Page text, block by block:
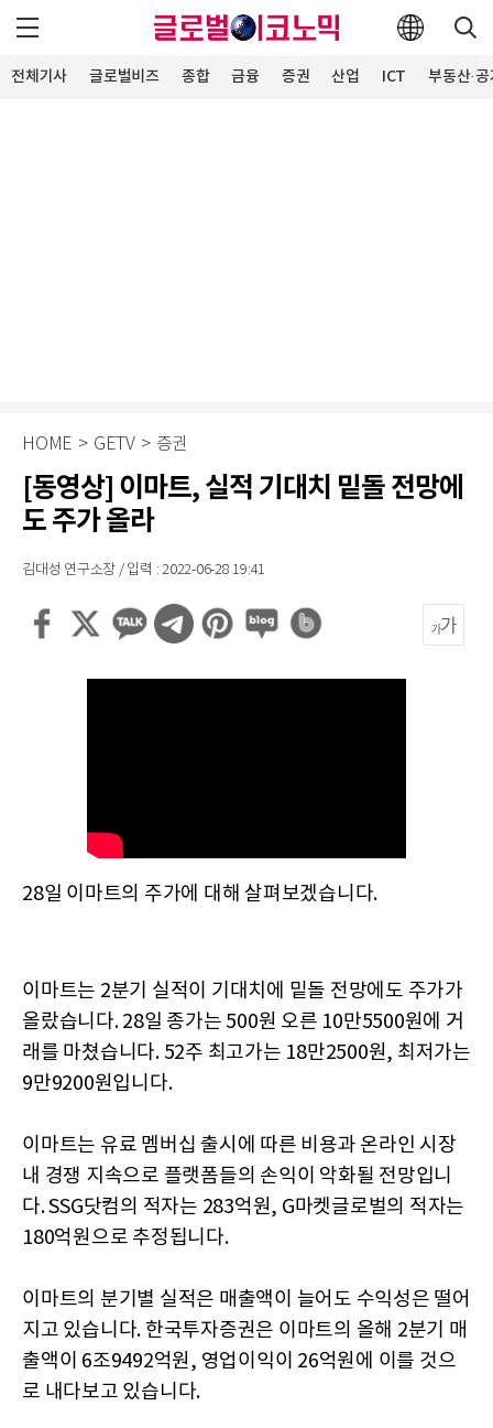
전체기사 글로벌비즈 종합 금융 증권 산업 ICT 부동산·
HOME > GETV > 증권
[동영상] 이마트, 실적 기대치 밑돌 전망에
도 주가 올라
김대성 연구소장 / 입력 : 2022-06-28 19:41
28일 이마트의 주가에 대해 살펴보겠습니다.
이마트는 2분기 실적이 기대치에 밑돌 전망에도 주가가
올랐습니다. 28일 종가는 500원 오른 10만5500원에 거
래를 마쳤습니다. 52주 최고가는 18만2500원, 최저가는
9만9200원입니다.
이마트는 유료 멤버십 출시에 따른 비용과 온라인 시장
내 경쟁 지속으로 플랫폼들의 손익이 악화될 전망입니
다. SSG닷컴의 적자는 283억원, G마켓글로벌의 적자는
180억원으로 추정됩니다.
이마트의 분기별 실적은 매출액이 늘어도 수익성은 떨어
지고 있습니다. 한국투자증권은 이마트의 올해 2분기 매
출액이 6조9492억원, 영업이익이 26억원에 이를 것으
로 내다보고 있습니다.